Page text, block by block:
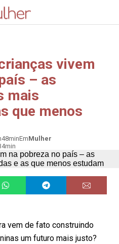
vivem
– as
mais
que menos
EmMulher
vem de fato construindo
um futuro mais justo?